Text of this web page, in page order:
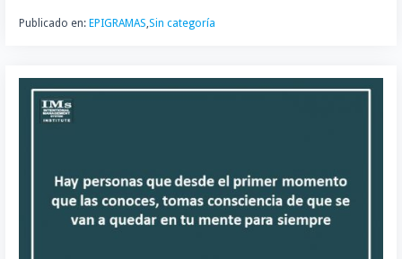
Publicado en: EPIGRAMAS Sin categoría